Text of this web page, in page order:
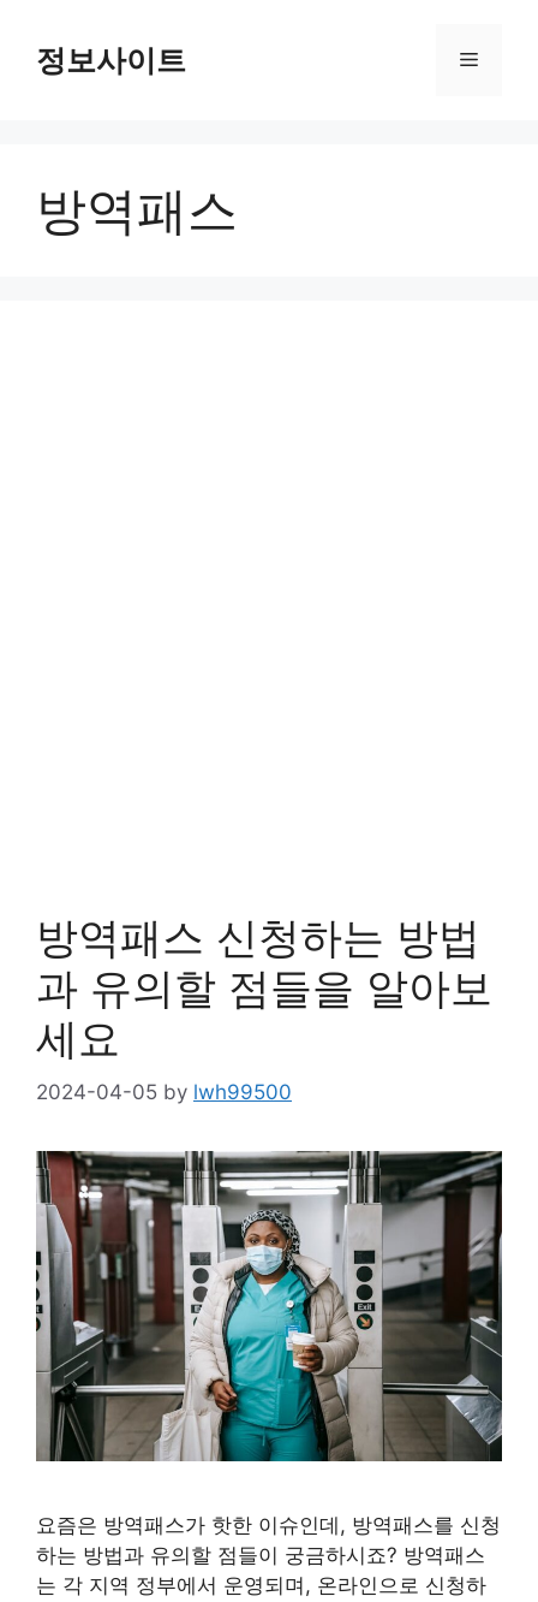
content정보사이트 Menu
방역패스
방역패스 신청하는 방법
과 유의할 점들을 알아보
세요
2024-04-05 by lwh99500
요즘은 방역패스가 핫한 이슈인데, 방역패스를 신청
하는 방법과 유의할 점들이 궁금하시죠? 방역패스
는 각 지역 정부에서 운영되며, 온라인으로 신청하